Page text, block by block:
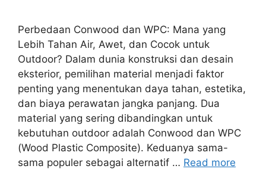
Perbedaan Conwood dan WPC: Mana yang
Lebih Tahan Air, Awet, dan Cocok untuk
Outdoor? Dalam dunia konstruksi dan desain
eksterior, pemilihan material menjadi faktor
penting yang menentukan daya tahan, estetika,
dan biaya perawatan jangka panjang. Dua
material yang sering dibandingkan untuk
kebutuhan outdoor adalah Conwood dan WPC
(Wood Plastic Composite). Keduanya sama-
sama populer sebagai alternatif … Read more